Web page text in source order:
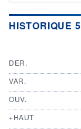
HISTORIQUE
DER.
VAR.
OUV.
+HAUT